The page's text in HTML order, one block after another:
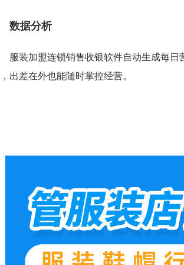
数据分析
服装加盟连锁销售收银软件自动生成每
出差在外也能随时掌控经营。